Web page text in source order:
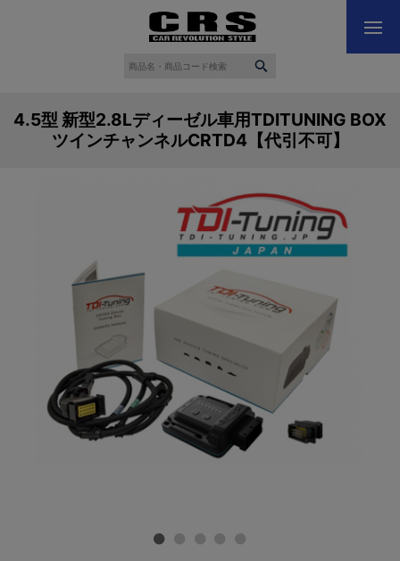
4.5型 新型2.8Lディーゼル車用TDITUNING BOX
ツインチャンネルCRTD4【代引不可】